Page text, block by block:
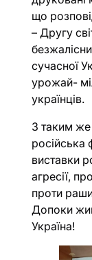
що
– Другу
сучасної
урожай-
українців.
З таким
російська
виставки
агресії,
проти
Допоки
Україна!